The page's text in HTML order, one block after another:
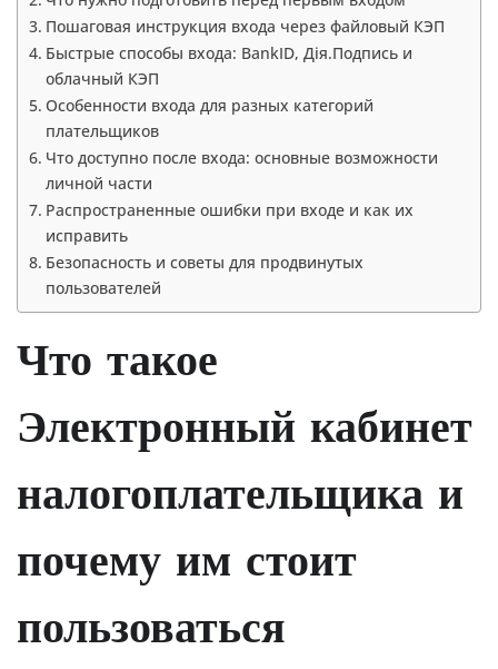
Пошаговая инструкция входа через файловый КЭП
Быстрые способы входа: BankID, Дія.Подпись и
облачный КЭП
Особенности входа для разных категорий
плательщиков
Что доступно после входа: основные возможности
личной части
Распространенные ошибки при входе и как их
исправить
Безопасность и советы для продвинутых
пользователей
Что такое
Электронный кабинет
налогоплательщика и
почему им стоит
пользоваться